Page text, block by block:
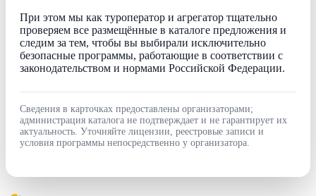
При этом мы как туроператор и агрегатор тщательно
проверяем все размещённые в каталоге предложения и
следим за тем, чтобы вы выбирали исключительно
безопасные программы, работающие в соответствии с
законодательством и нормами Российской Федерации.
Сведения в карточках предоставлены организаторами;
администрация каталога не подтверждает и не гарантирует их
актуальность. Уточняйте лицензии, реестровые записи и
условия программы непосредственно у организатора.